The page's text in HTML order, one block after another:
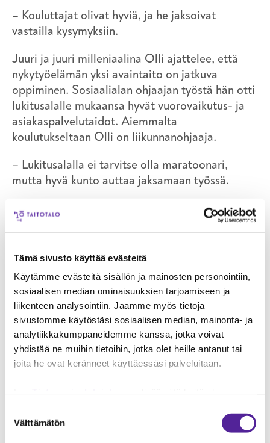
Tämä sivusto käyttää evästeitä
Käytämme evästeitä sisällön ja mainosten personointiin,
sosiaalisen median ominaisuuksien tarjoamiseen ja
liikenteen analysointiin. Jaamme myös tietoja
sivustomme käytöstäsi sosiaalisen median, mainonta- ja
analytiikkakumppaneidemme kanssa, jotka voivat
yhdistää ne muihin tietoihin, jotka olet heille antanut tai
joita he ovat keränneet käyttäessäsi palveluitaan.
henkilökohtaisia tietojasi.
Googlen Business Data
-sivuston mukaisesti varmistamme
valinta
Välttämätön
– Kouluttajat olivat hyviä, ja he jaksoivat
vastailla kysymyksiin.
Juuri ja juuri milleniaalina Olli ajattelee, että
nykytyöelämän yksi avaintaito on jatkuva
oppiminen. Sosiaalialan ohjaajan työstä hän otti
lukitusalalle mukaansa hyvät vuorovaikutus- ja
asiakaspalvelutaidot. Aiemmalta
koulutukseltaan Olli on liikunnanohjaaja.
– Lukitusalalla ei tarvitse olla maratoonari,
mutta hyvä kunto auttaa jaksamaan työssä.
HYVÄ TYÖYHTEISÖ JA OMAN
KÄDENJÄLJEN NÄKEMINEN
Tuttavapiiri ei yllättynyt Ollin alanvaihdosta.
Eräs Ollin ystävä veikkasikin Ollin sopivan
lukitusalalle erinomaisesti, koska Olli tykkää
näperrellä käsillänsä kaikkea. Yhtenä työnsä
parhaista puolista Olli pitää sitä, että asiat
tulevat valmiiksi ja sitä, että niillä on alku ja
loppu.
– Lastensuojelussa asiat eivät tule valmiiksi.
Lukitustöissä saan työn valmiiksi ja poistun
paikalta.